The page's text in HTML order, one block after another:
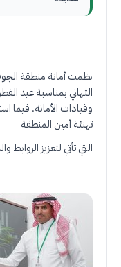
نظمت أمانة منطقة
التهاني بمناسبة عيد
وقيادات الأمانة. فيما
تهنئة أمين المنطقة
التي تأتي لتعزيز الروابط